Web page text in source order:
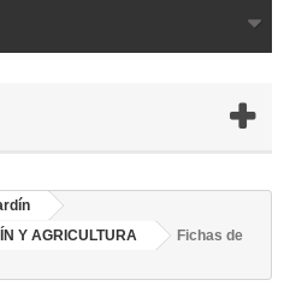
Y AGRICULTURA
Fichas de